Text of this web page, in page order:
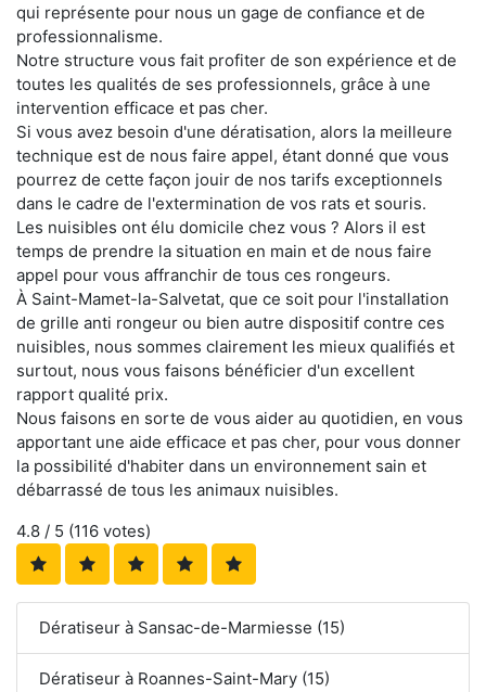
qui représente pour nous un gage de confiance et de
professionnalisme.
Notre structure vous fait profiter de son expérience et de
toutes les qualités de ses professionnels, grâce à une
intervention efficace et pas cher.
Si vous avez besoin d'une dératisation, alors la meilleure
technique est de nous faire appel, étant donné que vous
pourrez de cette façon jouir de nos tarifs exceptionnels
dans le cadre de l'extermination de vos rats et souris.
Les nuisibles ont élu domicile chez vous ? Alors il est
temps de prendre la situation en main et de nous faire
appel pour vous affranchir de tous ces rongeurs.
À Saint-Mamet-la-Salvetat, que ce soit pour l'installation
de grille anti rongeur ou bien autre dispositif contre ces
nuisibles, nous sommes clairement les mieux qualifiés et
surtout, nous vous faisons bénéficier d'un excellent
rapport qualité prix.
Nous faisons en sorte de vous aider au quotidien, en vous
apportant une aide efficace et pas cher, pour vous donner
la possibilité d'habiter dans un environnement sain et
débarrassé de tous les animaux nuisibles.
4.8 / 5 (116 votes)
Dératiseur à Sansac-de-Marmiesse (15)
Dératiseur à Roannes-Saint-Mary (15)